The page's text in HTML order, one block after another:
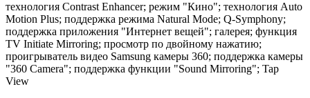
технология Contrast Enhancer; режим "Кино"; технология Auto
Motion Plus; поддержка режима Natural Mode; Q-Symphony;
поддержка приложения "Интернет вещей"; галерея; функция
TV Initiate Mirroring; просмотр по двойному нажатию;
проигрыватель видео Samsung камеры 360; поддержка камеры
"360 Camera"; поддержка функции "Sound Mirroring"; Tap
View